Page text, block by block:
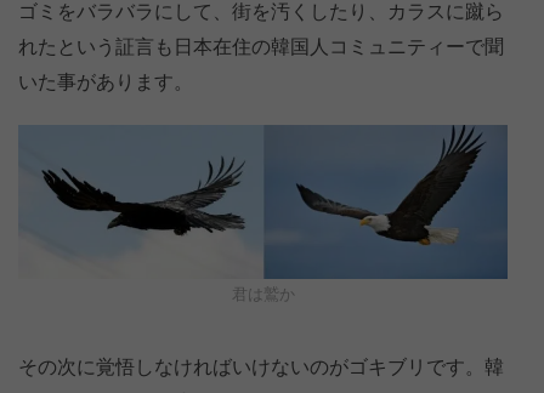
ゴミをバラバラにして、街を汚くしたり、カラスに蹴ら
れたという証言も日本在住の韓国人コミュニティーで聞
いた事があります。
君は鷲か
その次に覚悟しなければいけないのがゴキブリです。韓